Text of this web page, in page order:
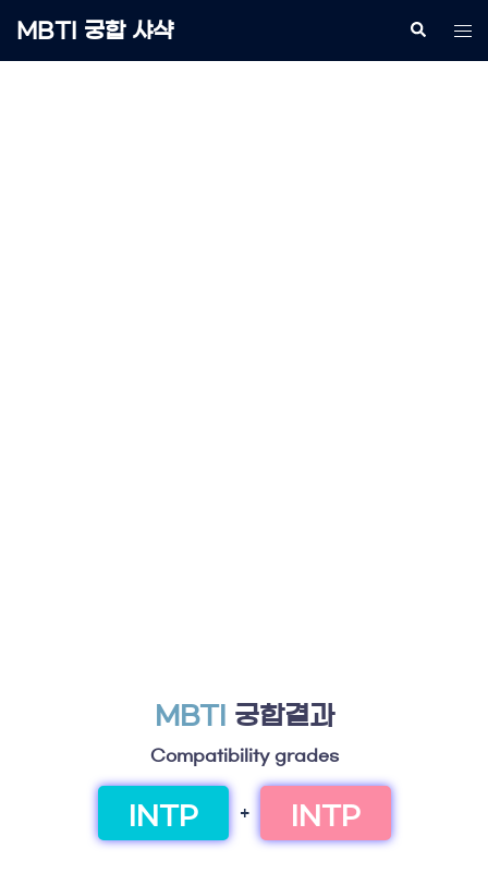
to
MBTI 궁합 샤샥 Search
MBTI 궁합결과
Compatibility grades
INTP + INTP